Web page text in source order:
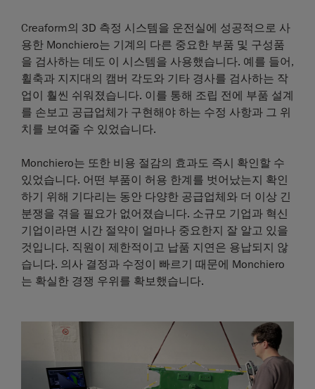
Creaform의 3D 측정 시스템을 운전실에 성공적으로 사
용한 Monchiero는 기계의 다른 중요한 부품 및 구성품
을 검사하는 데도 이 시스템을 사용했습니다. 예를 들어,
휠축과 지지대의 캠버 각도와 기타 경사를 검사하는 작
업이 훨씬 쉬워졌습니다. 이를 통해 조립 전에 부품 설계
를 손보고 공급업체가 구현해야 하는 수정 사항과 그 위
치를 보여줄 수 있었습니다.
Monchiero는 또한 비용 절감의 효과도 즉시 확인할 수
있었습니다. 어떤 부품이 허용 한계를 벗어났는지 확인
하기 위해 기다리는 동안 다양한 공급업체와 더 이상 긴
분쟁을 겪을 필요가 없어졌습니다. 소규모 기업과 혁신
기업이라면 시간 절약이 얼마나 중요한지 잘 알고 있을
것입니다. 직원이 제한적이고 납품 지연은 용납되지 않
습니다. 의사 결정과 수정이 빠르기 때문에 Monchiero
는 확실한 경쟁 우위를 확보했습니다.